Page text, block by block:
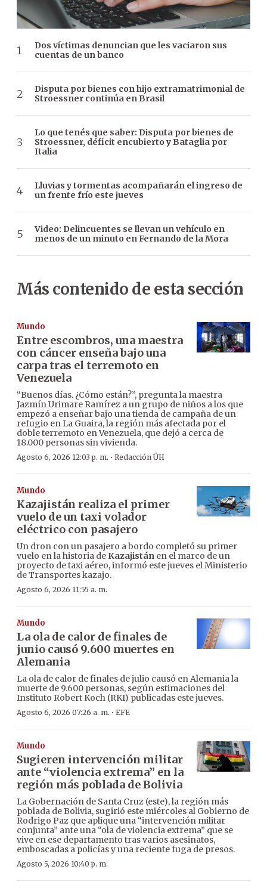
Dos víctimas denuncian que les vaciaron sus
cuentas de un banco
Disputa por bienes con hijo extramatrimonial de
Stroessner continúa en Brasil
Lo que tenés que saber: Disputa por bienes de
Stroessner, déficit encubierto y Bataglia por
Italia
Lluvias y tormentas acompañarán el ingreso de
un frente frío este jueves
Video: Delincuentes se llevan un vehículo en
menos de un minuto en Fernando de la Mora
Más contenido de esta sección
Mundo
Entre escombros, una maestra
con cáncer enseña bajo una
carpa tras el terremoto en
Venezuela
“Buenos días. ¿Cómo están?”, pregunta la maestra
Jazmín Urimare Ramírez a un grupo de niños a los que
empezó a enseñar bajo una tienda de campaña de un
refugio en La Guaira, la región más afectada por el
doble terremoto en Venezuela, que dejó a cerca de
18.000 personas sin vivienda.
Agosto 6, 2026 12:03 p. m. · Redacción ÚH
Mundo
Kazajistán realiza el primer
vuelo de un taxi volador
eléctrico con pasajero
Un dron con un pasajero a bordo completó su primer
vuelo en la historia de Kazajistán en el marco de un
proyecto de taxi aéreo, informó este jueves el Ministerio
de Transportes kazajo.
Agosto 6, 2026 11:55 a. m.
Mundo
La ola de calor de finales de
junio causó 9.600 muertes en
Alemania
La ola de calor de finales de julio causó en Alemania la
muerte de 9.600 personas, según estimaciones del
Instituto Robert Koch (RKI) publicadas este jueves.
Agosto 6, 2026 07:26 a. m. · EFE
Mundo
Sugieren intervención militar
ante “violencia extrema” en la
región más poblada de Bolivia
La Gobernación de Santa Cruz (este), la región más
poblada de Bolivia, sugirió este miércoles al Gobierno de
Rodrigo Paz que aplique una “intervención militar
conjunta” ante una “ola de violencia extrema” que se
vive en ese departamento tras varios asesinatos,
emboscadas a policías y una reciente fuga de presos.
Agosto 5, 2026 10:40 p. m.